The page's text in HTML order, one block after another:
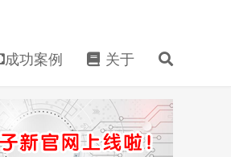
成功案例 关于